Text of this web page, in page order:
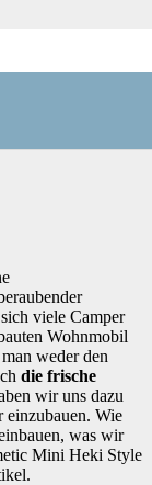
Mini
viele Camper
Wohnmobil
weder den
die frische
wir uns dazu
einzubauen. Wie
was wir
Mini Heki Style